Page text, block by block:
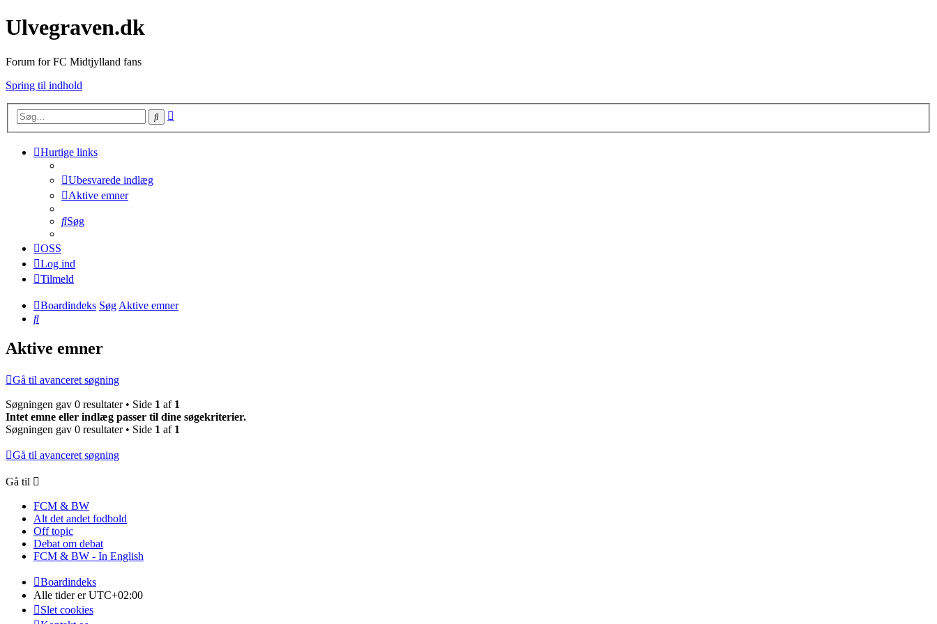
Ulvegraven.dk
Forum for FC Midtjylland fans
Spring til indhold
Søg
Hurtige links
Ubesvarede indlæg
Aktive emner
Søg
OSS
Log ind
Tilmeld
Boardindeks SøgAktive emner
Søg
Aktive emner
Gå til avanceret søgning
Søgningen gav 0 resultater • Side 1 af 1
Intet emne eller indlæg passer til dine søgekriterier.
Søgningen gav 0 resultater • Side 1 af 1
Gå til avanceret søgning
Gå til
FCM & BW
Alt det andet fodbold
Off topic
Debat om debat
FCM & BW - In English
Boardindeks
Alle tider erUTC+02:00
Slet cookies